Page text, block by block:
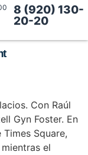
8 (920) 130-
20-20
Con Raúl
Gyn Foster. En
Square,
el